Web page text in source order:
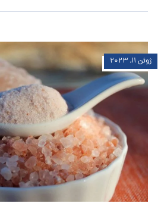
ژوئن ۱۱, ۲۰۲۳